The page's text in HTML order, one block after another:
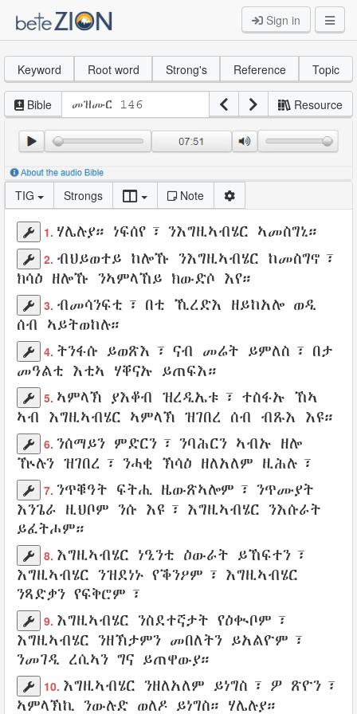
Sign in
Keyword Root word Strong's Reference Topic
Bible Resource
TIG Strongs Note
1. ሃሌሉያ። ነፍሰየ ፣ ንእግዚኣብሄር ኣመስግኒ።
2. ብህይወተይ ከሎኹ ንእግዚኣብሄር ከመስግኖ ፣
ክሳዕ ዘሎኹ ንኣምላኸይ ክውድሶ እየ።
3. ብመሳንፍቲ ፣ በቲ ኺረድእ ዘይከአሎ ወዲ
ሰብ
ኣይትወከሉ።
4. ትንፋሱ ይወጽእ ፣ ናብ መሬት ይምለስ ፣ በታ
መዓልቲ እቲኣ ሃቐናኡ ይጠፍእ።
5. ኣምላኽ ያእቆብ ዝረዲኤቱ ፣ ተስፋኡ ኸኣ
ኣብ እግዚኣብሄር ኣምላኽ ዝገበረ ሰብ ብጹእ እዩ።
6. ንሰማይን ምድርን ፣ ንባሕርን ኣብኡ ዘሎ
ዅሉን ዝገበረ ፣ ንሓቂ ኽሳዕ ዘለአለም ዚሕሉ ፣
7. ንጥቑዓት ፍትሒ ዜውጽኣሎም ፣ ንጥሙያት
እንጌራ ዚህቦም ንሱ እዩ፣ እግዚኣብሄር ንእሱራት
ይፈትሖም።
8. እግዚኣብሄር ነዒንቲ ዕውራት ይኸፍተን ፣
እግዚኣብሄር ንዝደነኑ የቕንዖም ፣ እግዚኣብሄር
ንጻድቃን የፍቅሮም ፣
9. እግዚኣብሄር ንስደተኛታት የዕቊቦም ፣
እግዚኣብሄር ንዘኽታምን መበለትን ይአልዮም ፣
ንመገዲ ረሲኣን ግና ይጠዋውያ።
10. እግዚኣብሄር ንዘለአለም ይነግስ ፣ ዎ ጽዮን ፣
ኣምላኽኪ ንውሉድ ወለዶ ይነግስ። ሃሌሉያ።